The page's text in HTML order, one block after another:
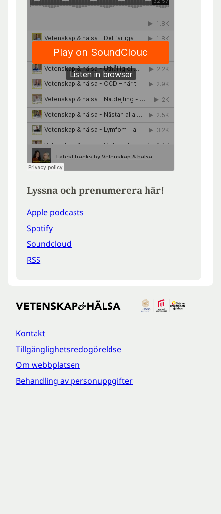
Lyssna och prenumerera här!
Apple podcasts
Spotify
Soundcloud
RSS
Kontakt
Tillgänglighetsredogöreldse
Om webbplatsen
Behandling av personuppgifter